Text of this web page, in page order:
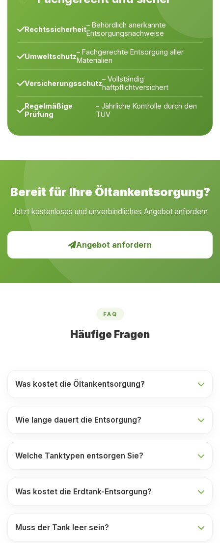
Rechtssicherheit– Behördlich anerkannte
Entsorgungsnachweise
Umweltschutz– Fachgerechte Entsorgung aller
Materialien
Versicherungsschutz– Vollständig
haftpflichtversichert
Regelmäßige
Prüfung
– Jährliche Kontrolle durch den
TÜV
Bereit für Ihre Öltankentsorgung?
Jetzt kostenloses und unverbindliches Angebot anfordern
Angebot anfordern
FAQ
Häufige Fragen
Was kostet die Öltankentsorgung?
Wie lange dauert die Entsorgung?
Welche Tanktypen entsorgen Sie?
Was kostet die Erdtank-Entsorgung?
Muss der Tank leer sein?